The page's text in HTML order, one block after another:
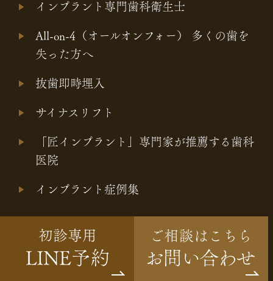
インプラント専門歯科衛生士
All-on-4（オールオンフォー） 多くの歯を
失った方へ
抜歯即時埋入
サイナスリフト
「匠インプラント」専門家が推薦する歯科
医院
インプラント症例集
© osaka-ic.com